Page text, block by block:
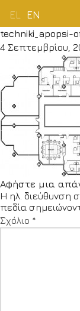
EL EN
techniki_apopsi-
4 Σεπτεμβρίου,
Αφήστε μια
Η ηλ. διεύθυνση
πεδία
Σχόλιο *